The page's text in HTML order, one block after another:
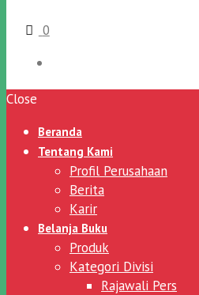
0
Close
Beranda
Tentang Kami
Profil Perusahaan
Berita
Karir
Belanja Buku
Produk
Kategori Divisi
Rajawali Pers